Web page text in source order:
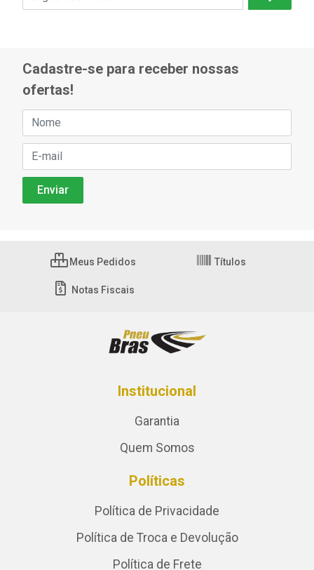
Cadastre-se para receber nossas
ofertas!
Meus Pedidos Títulos
Notas Fiscais
Institucional
Garantia
Quem Somos
Políticas
Política de Privacidade
Política de Troca e Devolução
Política de Frete